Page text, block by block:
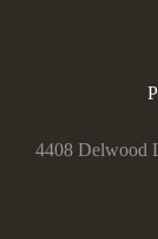
4408 Delwood